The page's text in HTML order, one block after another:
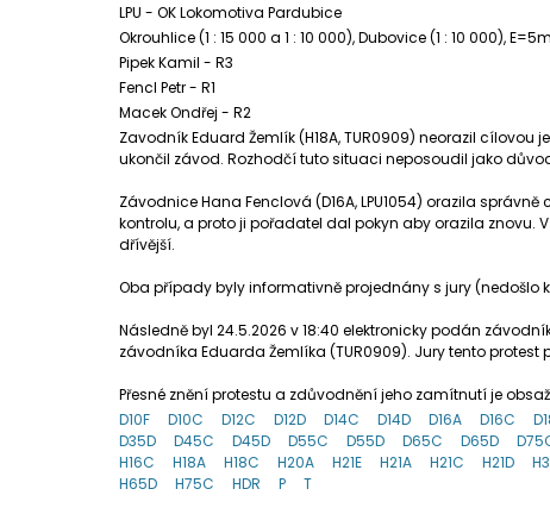
LPU - OK Lokomotiva Pardubice
Okrouhlice (1 : 15 000 a 1 : 10 000), Dubovice (1 : 10 000),
Pipek Kamil - R3
Fencl Petr - R1
Macek Ondřej - R2
Zavodník Eduard Žemlík (H18A, TUR0909) neorazil
ukončil závod. Rozhodčí tuto situaci neposoudil jako
Závodnice Hana Fenclová (D16A, LPU1054) orazila
kontrolu, a proto ji pořadatel dal pokyn aby orazila znovu.
dřívější.
Oba případy byly informativně projednány s jury
Následně byl 24.5.2026 v 18:40 elektronicky podán
závodníka Eduarda Žemlíka (TUR0909). Jury tento
Přesné znění protestu a zdůvodnění jeho zamítnutí je
D10F D10C D12C D12D D14C D14D D16A D16C
D35D
D45C D45D D55C D55D D65C D65D
H16C
H18A H18C H20A H21E H21A H21C H21D
H65D
H75C HDR P T